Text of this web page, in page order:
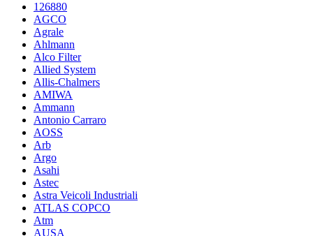
126880
AGCO
Agrale
Ahlmann
Alco Filter
Allied System
Allis-Chalmers
AMIWA
Ammann
Antonio Carraro
AOSS
Arb
Argo
Asahi
Astec
Astra Veicoli Industriali
ATLAS COPCO
Atm
AUSA